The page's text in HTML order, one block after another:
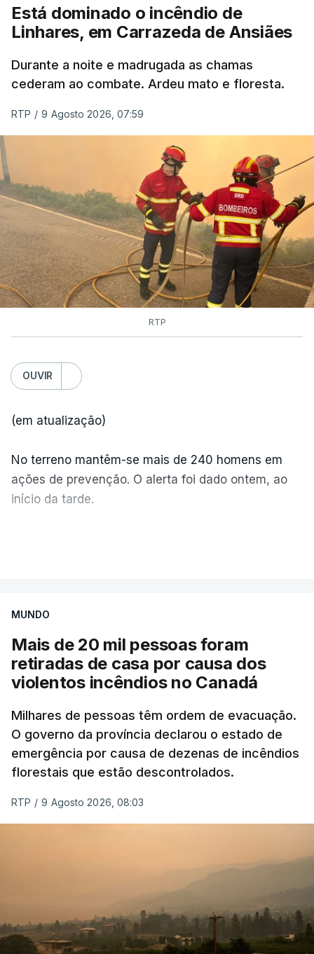
Está dominado o incêndio de
Linhares, em Carrazeda de Ansiães
Durante a noite e madrugada as chamas
cederam ao combate. Ardeu mato e floresta.
RTP / 9 Agosto 2026, 07:59
RTP
OUVIR
(em atualização)
No terreno mantêm-se mais de 240 homens em
ações de prevenção. O alerta foi dado ontem, ao
início da tarde.
MUNDO
Mais de 20 mil pessoas foram
retiradas de casa por causa dos
violentos incêndios no Canadá
Milhares de pessoas têm ordem de evacuação.
O governo da província declarou o estado de
emergência por causa de dezenas de incêndios
florestais que estão descontrolados.
RTP / 9 Agosto 2026, 08:03